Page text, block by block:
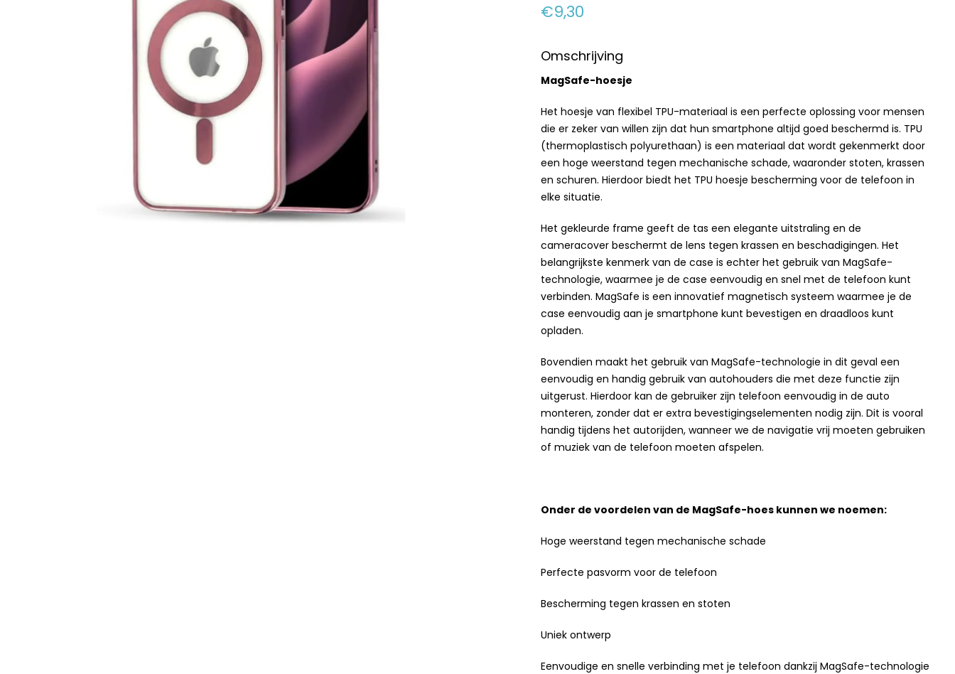
€9,30
Omschrijving
MagSafe-hoesje
Het hoesje van flexibel TPU-materiaal is een perfecte oplossing voor mensen
die er zeker van willen zijn dat hun smartphone altijd goed beschermd is. TPU
(thermoplastisch polyurethaan) is een materiaal dat wordt gekenmerkt door
een hoge weerstand tegen mechanische schade, waaronder stoten, krassen
en schuren. Hierdoor biedt het TPU hoesje bescherming voor de telefoon in
elke situatie.
Het gekleurde frame geeft de tas een elegante uitstraling en de
cameracover beschermt de lens tegen krassen en beschadigingen. Het
belangrijkste kenmerk van de case is echter het gebruik van MagSafe-
technologie, waarmee je de case eenvoudig en snel met de telefoon kunt
verbinden. MagSafe is een innovatief magnetisch systeem waarmee je de
case eenvoudig aan je smartphone kunt bevestigen en draadloos kunt
opladen.
Bovendien maakt het gebruik van MagSafe-technologie in dit geval een
eenvoudig en handig gebruik van autohouders die met deze functie zijn
uitgerust. Hierdoor kan de gebruiker zijn telefoon eenvoudig in de auto
monteren, zonder dat er extra bevestigingselementen nodig zijn. Dit is vooral
handig tijdens het autorijden, wanneer we de navigatie vrij moeten gebruiken
of muziek van de telefoon moeten afspelen.
Onder de voordelen van de MagSafe-hoes kunnen we noemen:
Hoge weerstand tegen mechanische schade
Perfecte pasvorm voor de telefoon
Bescherming tegen krassen en stoten
Uniek ontwerp
Eenvoudige en snelle verbinding met je telefoon dankzij MagSafe-technologie